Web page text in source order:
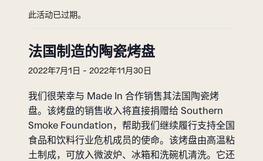
此活动已过期。
法国制造的陶瓷烤盘
2022年7月1日 - 2022年11月30日
我们很荣幸与 Made In 合作销售其法国陶瓷烤
盘。该烤盘的销售收入将直接捐赠给 Southern
Smoke Foundation，帮助我们继续履行支持全国
食品和饮料行业危机成员的使命。该烤盘由高温粘
土制成，可放入微波炉、冰箱和洗碗机清洗。它还